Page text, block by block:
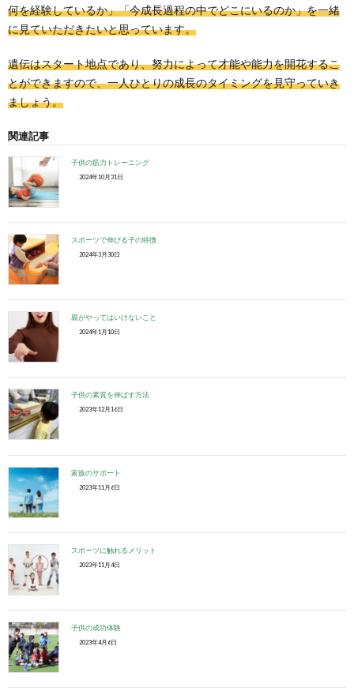
何を経験しているか」「今成長過程の中でどこにいるのか」を一緒
に見ていただきたいと思っています。
遺伝はスタート地点であり、努力によって才能や能力を開花するこ
とができますので、一人ひとりの成長のタイミングを見守っていき
ましょう。
関連記事
子供の筋力トレーニング
2024年10月31日
スポーツで伸びる子の特徴
2024年3月30日
親がやってはいけないこと
2024年1月10日
子供の素質を伸ばす方法
2023年12月16日
家族のサポート
2023年11月6日
スポーツに触れるメリット
2023年11月4日
子供の成功体験
2023年4月6日